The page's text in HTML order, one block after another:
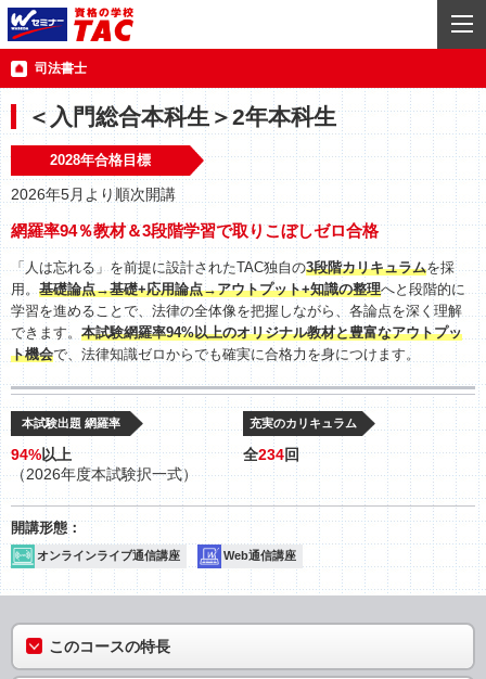
司法書士
＜入門総合本科生＞2年本科生
2028年合格目標
2026年5月より順次開講
網羅率94％教材＆3段階学習で取りこぼしゼロ合格
「人は忘れる」を前提に設計されたTAC独自の3段階カリキュラムを採
用。基礎論点→基礎+応用論点→アウトプット+知識の整理へと段階的に
学習を進めることで、法律の全体像を把握しながら、各論点を深く理解
できます。 本試験網羅率94%以上のオリジナル教材と豊富なアウトプッ
ト機会で、法律知識ゼロからでも確実に合格力を身につけます。
本試験出題 網羅率
94%以上
（2026年度本試験択一式）
充実のカリキュラム
全234回
オンラインライブ通信講座 Web通信講座
このコースの特長